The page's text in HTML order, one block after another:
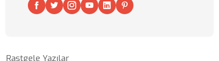
Rastgele Yazılar